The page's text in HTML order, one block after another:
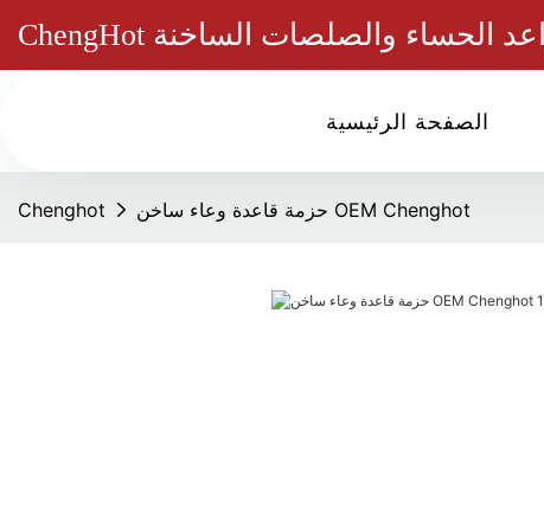
الصفحة الرئيسية
Chenghot حزمة قاعدة وعاء ساخن OEM Chenghot